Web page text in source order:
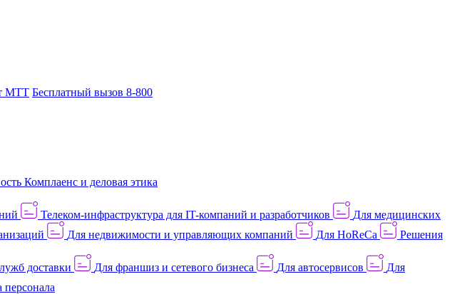
МТТ Бесплатный вызов 8-800
Комплаенс и деловая этика
Телеком-инфраструктура для IT-компаний и разработчиков
Для медицинских
Для недвижимости и управляющих компаний Для HoReCa
Решения
доставки Для франшиз и сетевого бизнеса Для автосервисов
Для